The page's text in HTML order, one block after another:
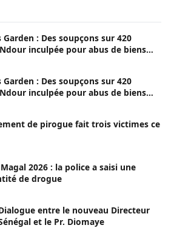
: Des soupçons sur 420
inculpée pour abus de biens
: Des soupçons sur 420
inculpée pour abus de biens
de pirogue fait trois victimes ce
2026 : la police a saisi une
de drogue
entre le nouveau Directeur
et le Pr. Diomaye